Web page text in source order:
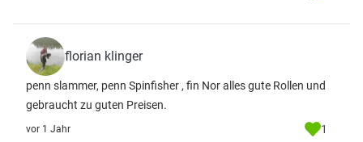
florian klinger
penn slammer, penn Spinfisher , fin Nor alles gute Rollen und
gebraucht zu guten Preisen.
vor 1 Jahr 1